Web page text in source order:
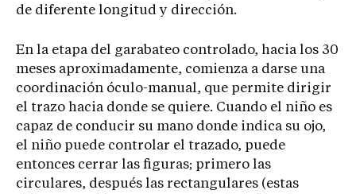
de diferente longitud y dirección.
En la etapa del garabateo controlado, hacia los 30
meses aproximadamente, comienza a darse una
coordinación óculo-manual, que permite dirigir
el trazo hacia donde se quiere. Cuando el niño es
capaz de conducir su mano donde indica su ojo,
el niño puede controlar el trazado, puede
entonces cerrar las figuras; primero las
circulares, después las rectangulares (estas